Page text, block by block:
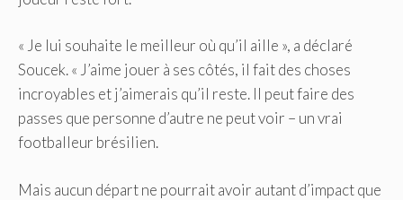
« Je lui souhaite le meilleur où qu’il aille », a déclaré
Soucek. « J’aime jouer à ses côtés, il fait des choses
incroyables et j’aimerais qu’il reste. Il peut faire des
passes que personne d’autre ne peut voir – un vrai
footballeur brésilien.
Mais aucun départ ne pourrait avoir autant d’impact que